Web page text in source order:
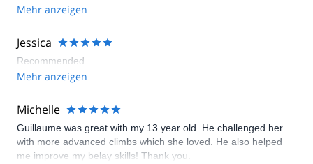
Mehr anzeigen
Jessica
Recommended
Mehr anzeigen
Michelle
Guillaume was great with my 13 year old. He challenged her
with more advanced climbs which she loved. He also helped
me improve my belay skills! Thank you.